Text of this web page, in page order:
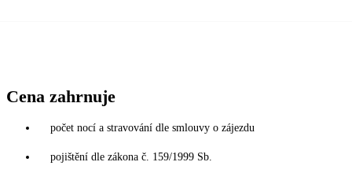
Cena zahrnuje
počet nocí a stravování dle smlouvy o zájezdu
pojištění dle zákona č. 159/1999 Sb.